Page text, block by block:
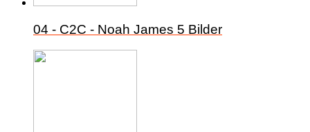
04 - C2C - Noah James 5 Bilder